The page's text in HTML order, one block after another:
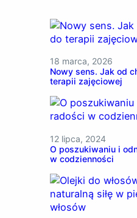
18 marca, 2026
Nowy sens. Jak od
terapii zajęciowej
12 lipca, 2024
O poszukiwaniu i
w codzienności